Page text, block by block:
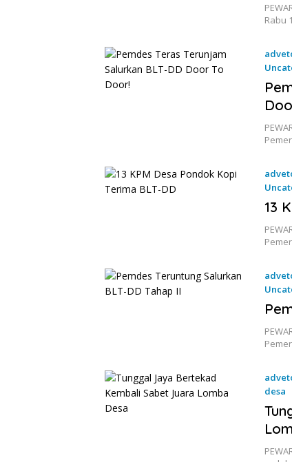
Rabu
17
17
13
11
desa
4